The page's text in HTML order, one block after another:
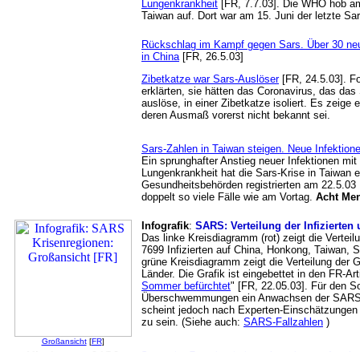
Lungenkrankheit [FR, 7.7.03]. Die WHO hob
Taiwan auf. Dort war am 15. Juni der letzte
Rückschlag im Kampf gegen Sars. Über 30
in China[FR, 26.5.03]
Zibetkatze war Sars-Auslöser[FR, 24.5.03].
erklärten, sie hätten das Coronavirus, das
auslöse, in einer Zibetkatze isoliert. Es zeige
deren Ausmaß vorerst nicht bekannt sei.
Sars-Zahlen in Taiwan steigen. Neue
Ein sprunghafter Anstieg neuer Infektionen
Lungenkrankheit hat die Sars-Krise in Taiwan
Gesundheitsbehörden registrierten am
doppelt so viele Fälle wie am Vortag. Acht
Großansicht[FR]
Infografik: SARS: Verteilung der Infizierten
Das linke Kreisdiagramm (rot) zeigt die
7699 Infizierten auf China, Honkong, Taiwan,
grüne Kreisdiagramm zeigt die Verteilung der
Länder. Die Grafik ist eingebettet in den FR-
Sommer befürchtet" [FR, 22.05.03]. Für den
Überschwemmungen ein Anwachsen der
scheint jedoch nach Experten-
zu sein. (Siehe auch: SARS-Fallzahlen )